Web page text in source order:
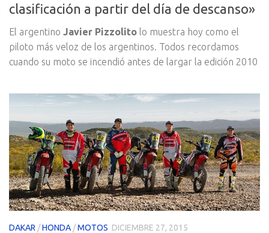
clasificación a partir del día de descanso»
El argentino Javier Pizzolito lo muestra hoy como el
piloto más veloz de los argentinos. Todos recordamos
cuando su moto se incendió antes de largar la edición 2010
DAKAR /HONDA /MOTOS DICIEMBRE 27, 2015